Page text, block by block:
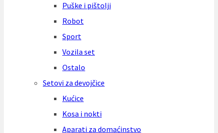
Puške i pištolji
Robot
Sport
Vozila set
Ostalo
Setovi za devojčice
Kućice
Kosa i nokti
Aparati za domaćinstvo